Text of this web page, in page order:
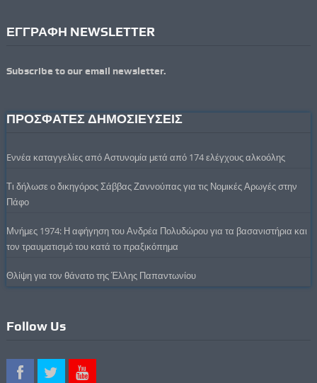
ΕΓΓΡΑΦΗ NEWSLETTER
Subscribe to our email newsletter.
ΠΡΟΣΦΑΤΕΣ ΔΗΜΟΣΙΕΥΣΕΙΣ
Eννέα καταγγελίες από Αστυνομία μετά από 174 ελέγχους αλκοόλης
Τι δήλωσε ο δικηγόρος Σάββας Ζαννούπας για τις Νομικές Αρωγές στην
Πάφο
Μνήμες 1974: Η αφήγηση του Ανδρέα Πολυδώρου για τα βασανιστήρια και
τον τραυματισμό του κατά το πραξικόπημα
Θλίψη για τον θάνατο της Έλλης Παπαντωνίου
Follow Us